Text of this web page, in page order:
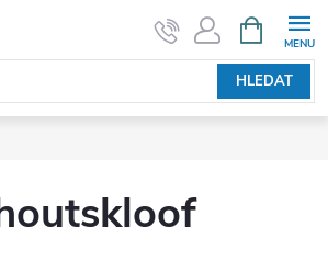
HLEDAT
NÁKUPNÍ
KOŠÍK